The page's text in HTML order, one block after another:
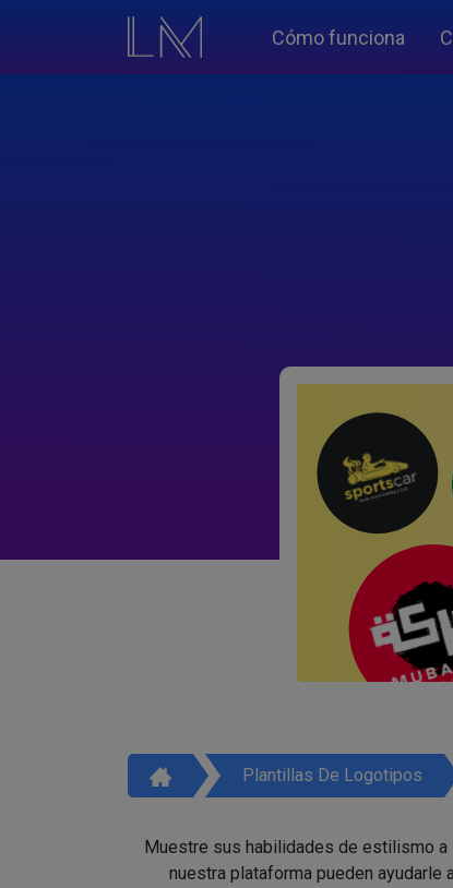
Cómo funciona
Plantillas De Logotipos
Muestre sus habilidades de estilismo
nuestra plataforma pueden